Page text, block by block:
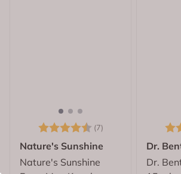
Karakter: (7)
4.7 av 5 mulige
Nature's Sunshine
Nature's Sunshine
Dr.
Dr.